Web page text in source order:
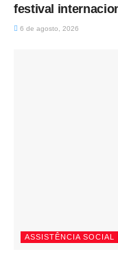
festival
6 de agosto, 2026
ASSISTÊNCIA SOCIAL